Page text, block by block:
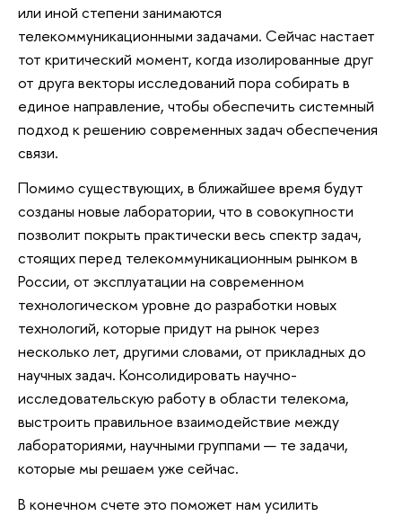
или иной степени занимаются
телекоммуникационными задачами. Сейчас настает
тот критический момент, когда изолированные друг
от друга векторы исследований пора собирать в
единое направление, чтобы обеспечить системный
подход к решению современных задач обеспечения
связи.
Помимо существующих, в ближайшее время будут
созданы новые лаборатории, что в совокупности
позволит покрыть практически весь спектр задач,
стоящих перед телекоммуникационным рынком в
России, от эксплуатации на современном
технологическом уровне до разработки новых
технологий, которые придут на рынок через
несколько лет, другими словами, от прикладных до
научных задач. Консолидировать научно-
исследовательскую работу в области телекома,
выстроить правильное взаимодействие между
лабораториями, научными группами — те задачи,
которые мы решаем уже сейчас.
В конечном счете это поможет нам усилить